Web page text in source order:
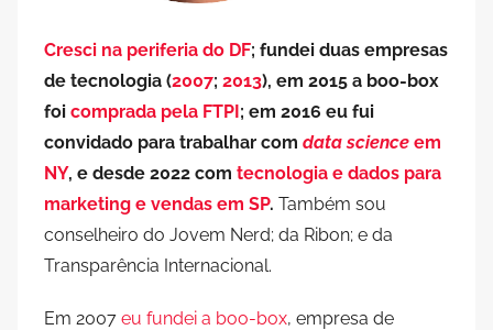
Cresci na periferia do DF; fundei duas empresas
de tecnologia (2007; 2013), em 2015 a boo-box
foi comprada pela FTPI; em 2016 eu fui
convidado para trabalhar com data science em
NY, e desde 2022 com tecnologia e dados para
marketing e vendas em SP. Também sou
conselheiro do Jovem Nerd; da Ribon; e da
Transparência Internacional.
Em 2007 eu fundei a boo-box, empresa de